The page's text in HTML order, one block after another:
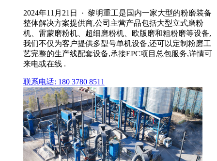
2024年11月21日 · 黎明重工是国内一家大型的粉磨装备
整体解决方案提供商,公司主营产品包括大型立式磨粉
机、雷蒙磨粉机、超细磨粉机、欧版磨和粗粉磨等设备,
我们不仅为客户提供多型号单机设备,还可以定制粉磨工
艺完整的生产线配套设备,承接EPC项目总包服务,详情可
来电或在线 .
联系电话: 180 3780 8511